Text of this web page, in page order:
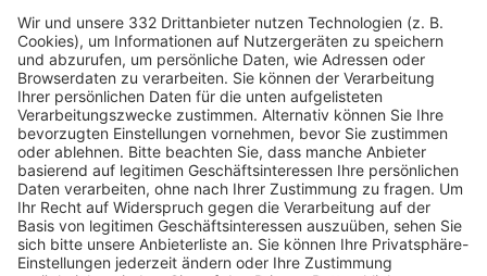
HÄUFIG BESUCHTE SEITEN
Pässe und Vereinswechsel
Trainerausbildung
Schulungsangebot Vereinsmitarbeiter
BFV-Geschäftsstellen
Trainerbörse
Login SpielPlus